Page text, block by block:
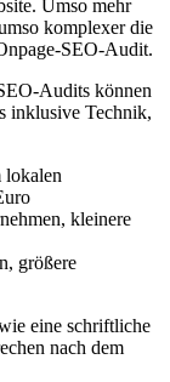
Umso mehr
komplexer die
SEO-Audit.
Audits können
inklusive Technik,
lokalen
kleinere
größere
eine schriftliche
nach dem